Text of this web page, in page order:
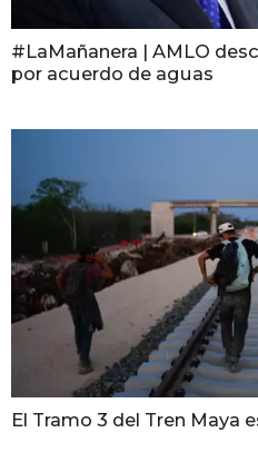
#LaMañanera | AMLO
por acuerdo de aguas
El Tramo 3 del Tren Maya